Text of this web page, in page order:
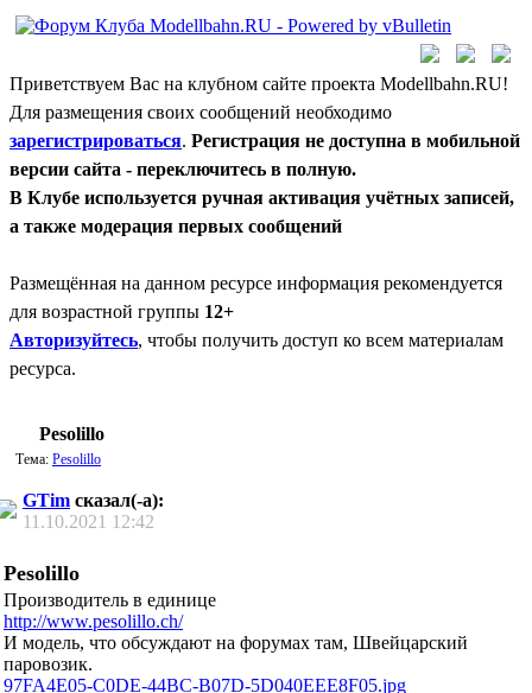
Приветствуем Вас на клубном сайте проекта Modellbahn.RU!
Для размещения своих сообщений необходимо
зарегистрироваться. Регистрация не доступна в мобильной
версии сайта - переключитесь в полную.
В Клубе используется ручная активация учётных записей,
а также модерация первых сообщений
Размещённая на данном ресурсе информация рекомендуется
для возрастной группы 12+
Авторизуйтесь, чтобы получить доступ ко всем материалам
ресурса.
Pesolillo
Тема: Pesolillo
GTim сказал(-а):
11.10.2021 12:42
Pesolillo
Производитель в единице
http://www.pesolillo.ch/
И модель, что обсуждают на форумах там, Швейцарский
паровозик.
97FA4E05-C0DE-44BC-B07D-5D040EEE8F05.jpg